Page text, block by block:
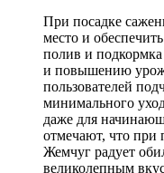
При посадке
место и
полив и
и повышению
пользователей
минимального
даже для
отмечают, что при
Жемчуг радует
великолепным